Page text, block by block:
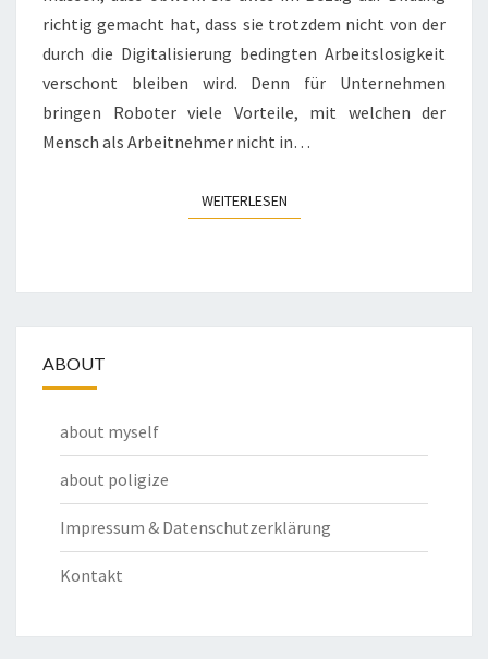
richtig gemacht hat, dass sie trotzdem nicht von der
durch die Digitalisierung bedingten Arbeitslosigkeit
verschont bleiben wird. Denn für Unternehmen
bringen Roboter viele Vorteile, mit welchen der
Mensch als Arbeitnehmer nicht in…
WEITERLESENWEITERLESEN
ABOUT
about myself
about poligize
Impressum & Datenschutzerklärung
Kontakt